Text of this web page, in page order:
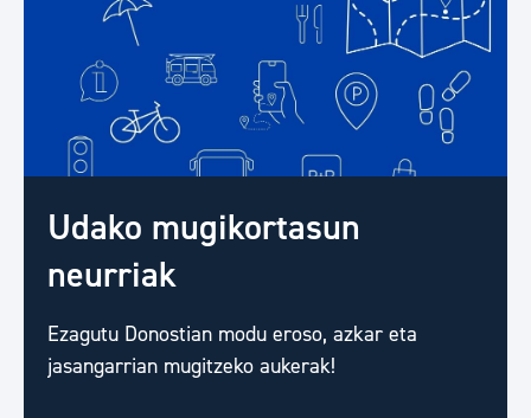
Udako mugikortasun
neurriak
Ezagutu Donostian modu eroso, azkar eta
jasangarrian mugitzeko aukerak!